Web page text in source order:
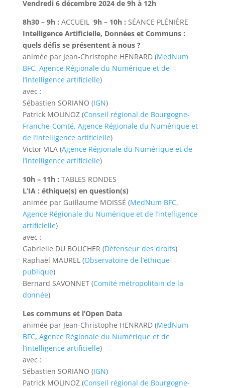
Vendredi 6 décembre 2024 de 9h à 12h
8h30 – 9h : ACCUEIL 9h – 10h : SÉANCE PLÉNIÈRE
Intelligence Artificielle, Données et Communs :
quels défis se présentent à nous ?
animée par Jean-Christophe HENRARD (MedNum
BFC, Agence Régionale du Numérique et de
l’intelligence artificielle)
avec :
Sébastien SORIANO (IGN)
Patrick MOLINOZ (Conseil régional de Bourgogne-
Franche-Comté, Agence Régionale du Numérique et
de l’intelligence artificielle)
Victor VILA (Agence Régionale du Numérique et de
l’intelligence artificielle)
10h – 11h : TABLES RONDES
L’IA : éthique(s) en question(s)
animée par Guillaume MOISSÉ (MedNum BFC,
Agence Régionale du Numérique et de l’intelligence
artificielle)
avec :
Gabrielle DU BOUCHER (Défenseur des droits)
Raphaël MAUREL (Observatoire de l’éthique
publique)
Bernard SAVONNET (Comité métropolitain de la
donnée)
Les communs et l’Open Data
animée par Jean-Christophe HENRARD (MedNum
BFC, Agence Régionale du Numérique et de
l’intelligence artificielle)
avec :
Sébastien SORIANO (IGN)
Patrick MOLINOZ (Conseil régional de Bourgogne-